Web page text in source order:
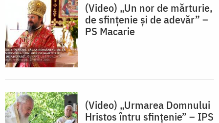
(Video) „Un nor de mărturie,
de sfințenie și de adevăr” –
PS Macarie
(Video) „Urmarea Domnului
Hristos întru sfințenie” – IPS